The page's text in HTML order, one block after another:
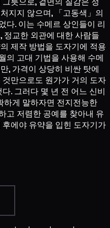
지지 않으며, 「고동색」의
다. 이는 수메르 상인들이 리
정교한 외관에 대한 사람들
제작 방법을 도자기에 적용
의 고대 기법을 사용해 수메
, 가격이 상당히 비싼 탓에
만으로도 원가가 거의 도자
. 그러다 몇 년 전 어느 신비
하게 말하자면 전지전능한
고 저렴한 공예를 찾아내 유
에야 유약을 입힌 도자기가